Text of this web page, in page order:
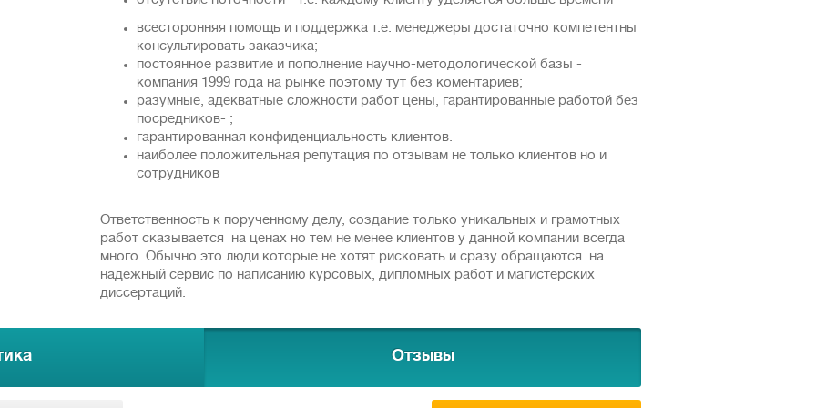
всесторонняя помощь и поддержка т.е. менеджеры достаточно компетентны
консультировать заказчика;
постоянное развитие и пополнение научно-методологической базы -
компания 1999 года на рынке поэтому тут без коментариев;
разумные, адекватные сложности работ цены, гарантированные работой без
посредников- ;
гарантированная конфиденциальность клиентов.
наиболее положительная репутация по отзывам не только клиентов но и
сотрудников
Ответственность к порученному делу, создание только уникальных и грамотных
работ сказывается на ценах но тем не менее клиентов у данной компании всегда
много. Обычно это люди которые не хотят рисковать и сразу обращаются на
надежный сервис по написанию курсовых, дипломных работ и магистерских
диссертаций.
Отзывы